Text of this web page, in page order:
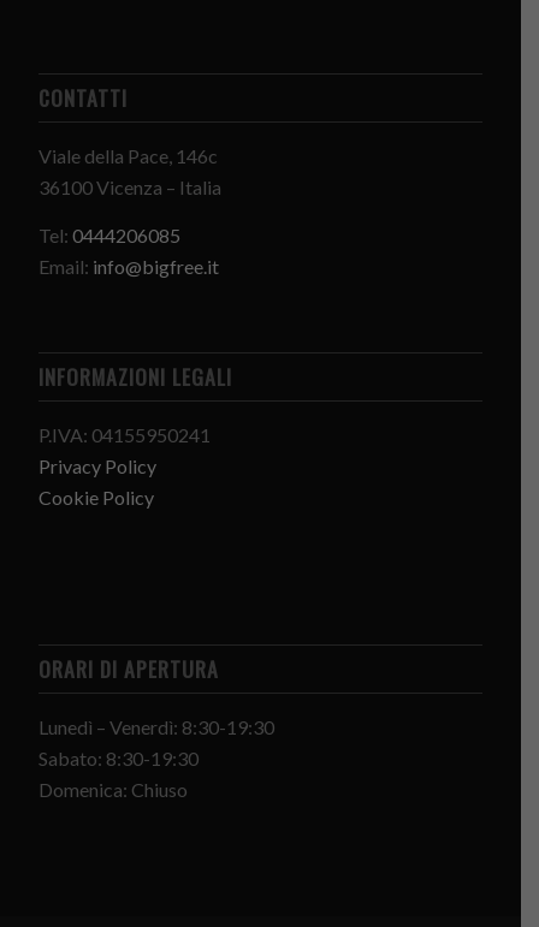
CONTATTI
Viale della Pace, 146c
36100 Vicenza – Italia
Tel:0444206085
Email: info@bigfree.it
INFORMAZIONI LEGALI
P.IVA: 04155950241
Privacy Policy
Cookie Policy
ORARI DI APERTURA
Lunedì – Venerdì: 8:30-19:30
Sabato: 8:30-19:30
Domenica: Chiuso